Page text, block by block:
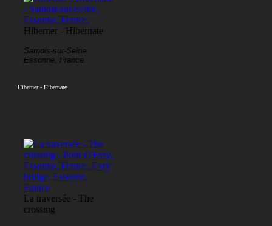
Hiberner - Hibernate
Samois-sur-Seine,
Essonne, France.
Hiberner - Hibernate
La traversée - The
crossing